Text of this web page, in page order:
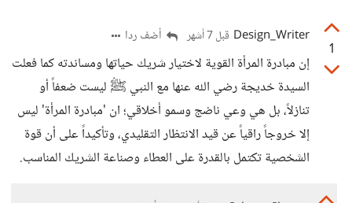
1
Design_Writer قبل 7 أشهر أضف ردا
إن مبادرة المرأة القوية لاختيار شريك حياتها ومساندته كما فعلت
السيدة خديجة رضي الله عنها مع النبي ﷺ ليست ضعفاً أو
تنازلاً، بل هي وعي ناضج وسمو أخلاقي؛ ان 'مبادرة المرأة' ليس
إلا خروجاً راقياً عن قيد الانتظار التقليدي، وتأكيداً على أن قوة
الشخصية تكتمل بالقدرة على العطاء وصناعة الشريك المناسب.